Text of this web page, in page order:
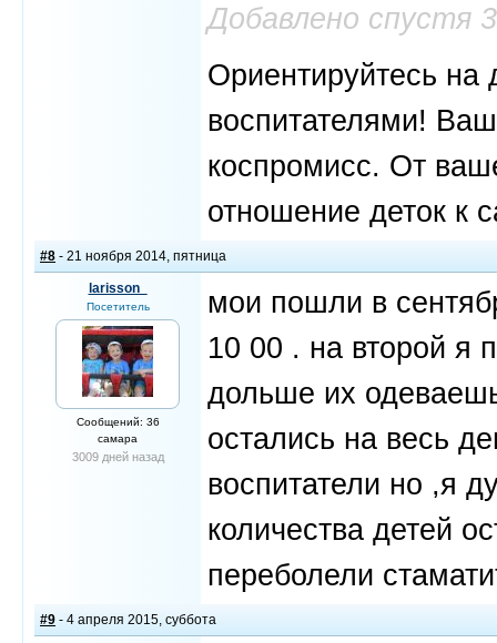
Добавлено спустя
Ориентируйтесь на
воспитателями!
коспромисс. От
отношение деток к
#8 - 21 ноября 2014, пятница
larisson_
Посетитель
Сообщений: 36
самара
3009 дней назад
мои пошли в
10 00 . на второй я
дольше их
остались на весь
воспитатели но ,я
количества детей
переболели
#9 - 4 апреля 2015, суббота